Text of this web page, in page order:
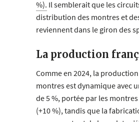
%). Il semblerait que les
distribution des montres et
reviennent dans le giron des
La production
Comme en 2024, la
montres est dynamique avec
de 5 %, portée par les
(+10 %), tandis que la